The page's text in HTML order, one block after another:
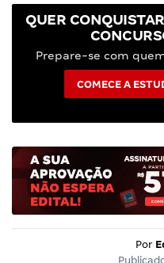
QUER
Prepare-se com
COMECE A
Por